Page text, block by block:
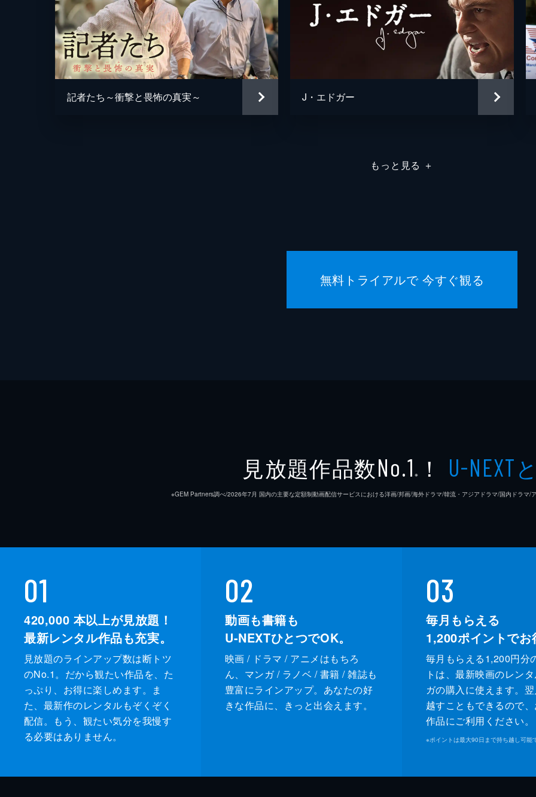
記者たち～衝撃と畏怖の真実～ J・エドガー
もっと見る ＋
無料トライアルで 今すぐ観る
見放題作品数No.1 ※ ！ U-NEXT
※GEM Partners調べ/2026年7⽉ 国内の主要な定額制動画配信サービスにおける洋画/邦画/海外ドラマ/韓流・アジアドラマ/国内ドラマ/
01
420,000 本以上が見放題！
最新レンタル作品も充実。
見放題のラインアップ数は断トツ
のNo.1。だから観たい作品を、た
っぷり、お得に楽しめます。ま
た、最新作のレンタルもぞくぞく
配信。もう、観たい気分を我慢す
る必要はありません。
02
動画も書籍も
U-NEXTひとつでOK。
映画 / ドラマ / アニメはもちろ
ん、マンガ / ラノベ / 書籍 / 雑誌も
豊富にラインアップ。あなたの好
きな作品に、きっと出会えます。
03
毎月もらえる
1,200ポイントでお
毎月もらえる1,200円分
トは、最新映画のレン
ガの購入に使えます。
越すこともできるので
作品にご利用ください。
※ポイントは最大90日まで持ち越し可能